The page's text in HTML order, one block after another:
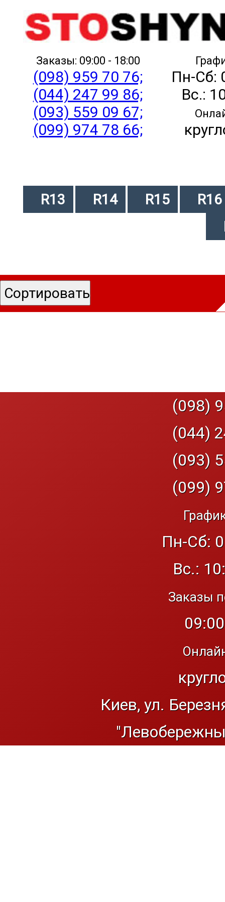
Заказы: 09:00 - 18:00
(098) 959 70 76;
(044) 247 99 86;
(093) 559 09 67;
(099) 974 78 66;
Пн-Сб:
Вс.:
R13 R14 R15
R16
(098)
(044)
(093)
(099)
Пн-Сб:
Вс.:
Заказы
Киев, ул.